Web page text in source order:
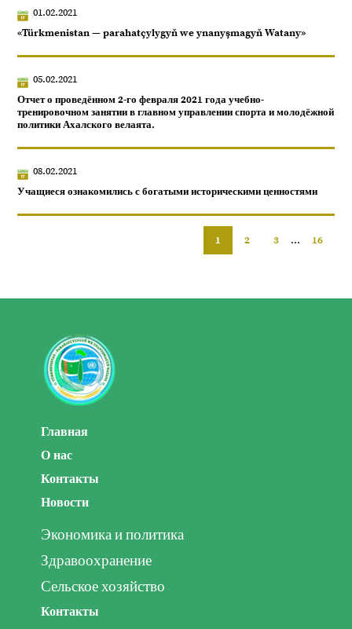
01.02.2021
«Türkmenistan — parahatçylygyň we ynanyşmagyň Watany»
05.02.2021
Отчет о проведённом 2-го февраля 2021 года учебно-
тренировочном занятии в главном управлении спорта и молодёжной
политики Ахалского велаята.
08.02.2021
Учащиеся ознакомились с богатыми историческими ценностями
1 2 3 ... 16
Главная
О нас
Контакты
Новости
Экономика и политика
Здравоохранение
Сельское хозяйство
Контакты